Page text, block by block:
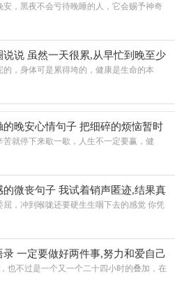
安，黑夜不会亏待晚睡的人，它会赐予神奇
说说 虽然一天很累,从早忙到晚至少
的，身体可是累得垮的，健康是生命的本
的晚安心情句子 把细碎的烦恼暂时
苦就停下来歇一歇，人生不一定要赢，健
的微丧句子 我试着销声匿迹,结果真
屈，冲到喉咙还要硬生生咽下去的感觉 你凭
一定要做好两件事,努力和爱自己
也不过是一个又一个二十四小时的叠加，在